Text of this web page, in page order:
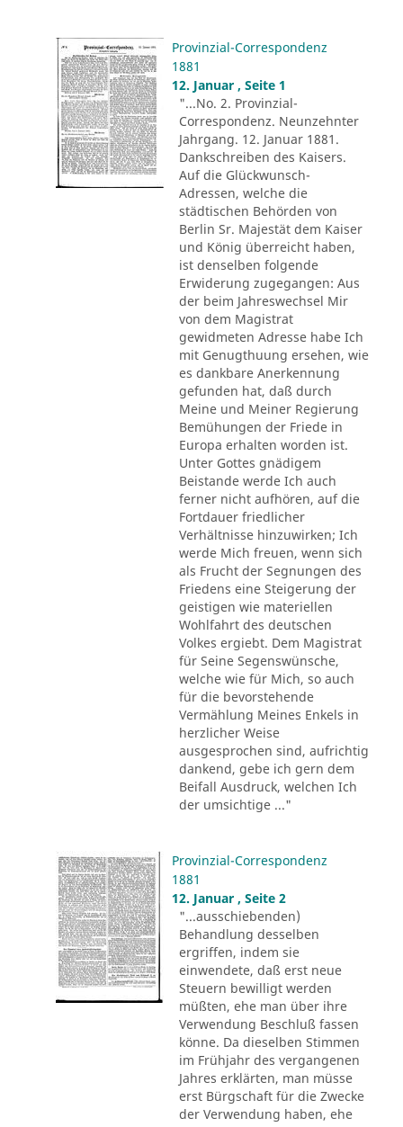
Provinzial-Correspondenz
1881
12. Januar , Seite 1
"...No. 2. Provinzial-
Correspondenz. Neunzehnter
Jahrgang. 12. Januar 1881.
Dankschreiben des Kaisers.
Auf die Glückwunsch-
Adressen, welche die
städtischen Behörden von
Berlin Sr. Majestät dem Kaiser
und König überreicht haben,
ist denselben folgende
Erwiderung zugegangen: Aus
der beim Jahreswechsel Mir
von dem Magistrat
gewidmeten Adresse habe Ich
mit Genugthuung ersehen, wie
es dankbare Anerkennung
gefunden hat, daß durch
Meine und Meiner Regierung
Bemühungen der Friede in
Europa erhalten worden ist.
Unter Gottes gnädigem
Beistande werde Ich auch
ferner nicht aufhören, auf die
Fortdauer friedlicher
Verhältnisse hinzuwirken; Ich
werde Mich freuen, wenn sich
als Frucht der Segnungen des
Friedens eine Steigerung der
geistigen wie materiellen
Wohlfahrt des deutschen
Volkes ergiebt. Dem Magistrat
für Seine Segenswünsche,
welche wie für Mich, so auch
für die bevorstehende
Vermählung Meines Enkels in
herzlicher Weise
ausgesprochen sind, aufrichtig
dankend, gebe ich gern dem
Beifall Ausdruck, welchen Ich
der umsichtige ..."
Provinzial-Correspondenz
1881
12. Januar , Seite 2
"...ausschiebenden)
Behandlung desselben
ergriffen, indem sie
einwendete, daß erst neue
Steuern bewilligt werden
müßten, ehe man über ihre
Verwendung Beschluß fassen
könne. Da dieselben Stimmen
im Frühjahr des vergangenen
Jahres erklärten, man müsse
erst Bürgschaft für die Zwecke
der Verwendung haben, ehe